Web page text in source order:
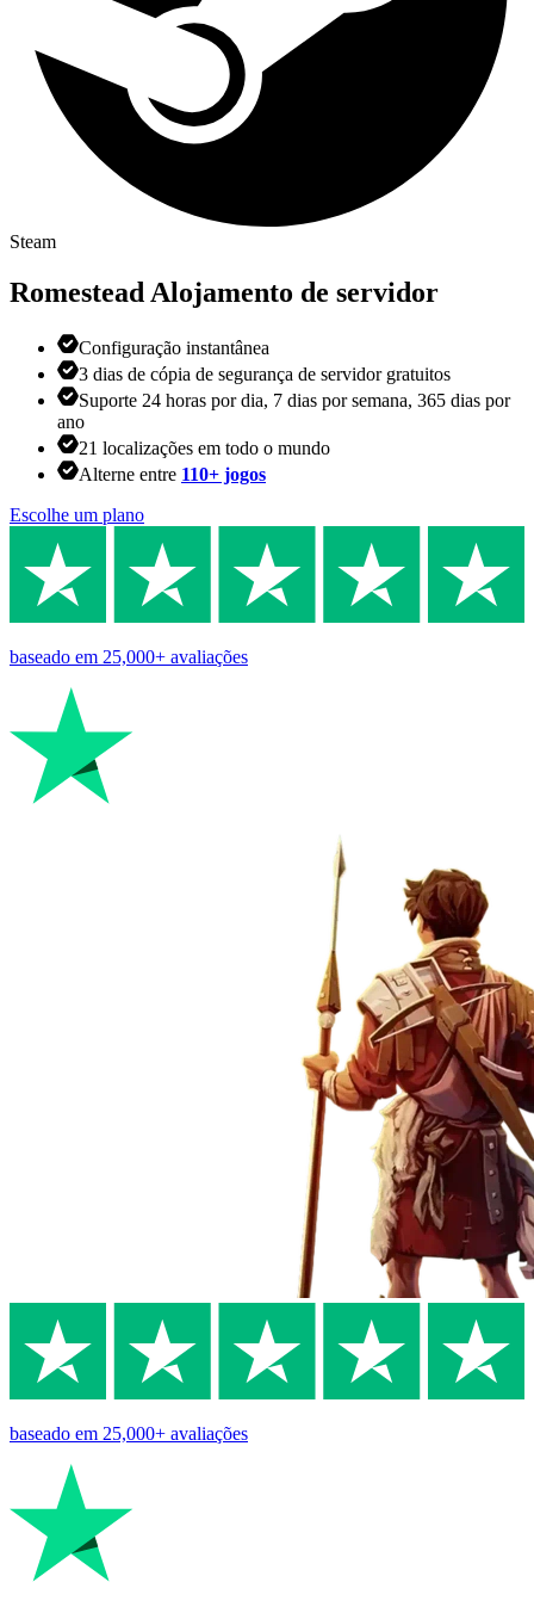
Steam
Romestead Alojamento de servidor
Configuração instantânea
3 dias de cópia de segurança de servidor gratuitos
Suporte 24 horas por dia, 7 dias por semana, 365 dias por
ano
21 localizações em todo o mundo
Alterne entre 110+ jogos
Escolhe um plano
baseado em 25,000+ avaliações
baseado em 25,000+ avaliações